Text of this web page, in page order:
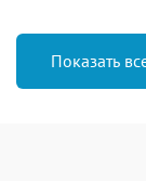
Показать